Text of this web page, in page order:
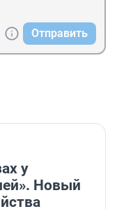
Отправить
у
Новый